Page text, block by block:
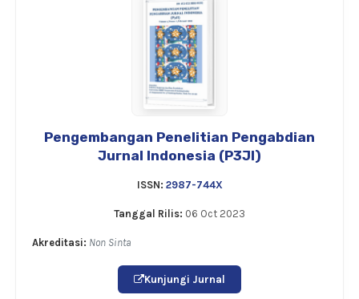
Pengembangan Penelitian Pengabdian
Jurnal Indonesia (P3JI)
ISSN: 2987-744X
Tanggal Rilis: 06 Oct 2023
Akreditasi: Non Sinta
Kunjungi Jurnal